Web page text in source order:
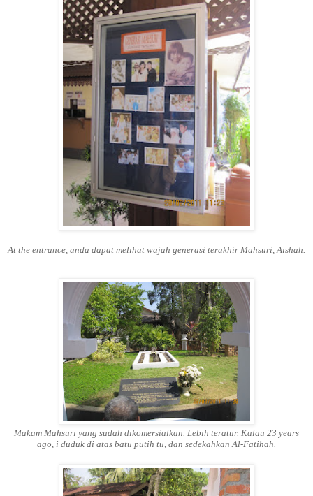
At the entrance, anda dapat melihat wajah generasi terakhir Mahsuri, Aishah.
Makam Mahsuri yang sudah dikomersialkan. Lebih teratur. Kalau 23 years
ago, i duduk di atas batu putih tu, dan sedekahkan Al-Fatihah.